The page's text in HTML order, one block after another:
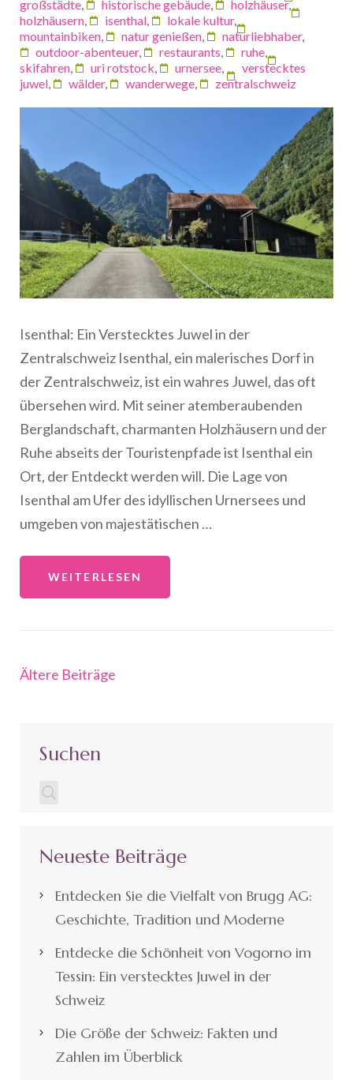
großstädte, historische gebäude, holzhäuser,
holzhäusern, isenthal, lokale kultur,
mountainbiken, natur genießen, naturliebhaber,
outdoor-abenteuer, restaurants, ruhe,
skifahren, uri rotstock, urnersee,
verstecktes
juwel, wälder, wanderwege, zentralschweiz
Isenthal: Ein Verstecktes Juwel in der
Zentralschweiz Isenthal, ein malerisches Dorf in
der Zentralschweiz, ist ein wahres Juwel, das oft
übersehen wird. Mit seiner atemberaubenden
Berglandschaft, charmanten Holzhäusern und der
Ruhe abseits der Touristenpfade ist Isenthal ein
Ort, der Entdeckt werden will. Die Lage von
Isenthal am Ufer des idyllischen Urnersees und
umgeben von majestätischen …
WEITERLESEN
Beitragsnavigation
Ältere Beiträge
Suchen
Neueste Beiträge
Entdecken Sie die Vielfalt von Brugg AG:
Geschichte, Tradition und Moderne
Entdecke die Schönheit von Vogorno im
Tessin: Ein verstecktes Juwel in der
Schweiz
Die Größe der Schweiz: Fakten und
Zahlen im Überblick